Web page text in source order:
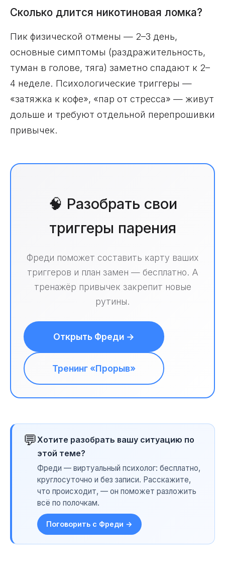
Сколько длится никотиновая ломка?
Пик физической отмены — 2–3 день,
основные симптомы (раздражительность,
туман в голове, тяга) заметно спадают к 2–
4 неделе. Психологические триггеры —
«затяжка к кофе», «пар от стресса» — живут
дольше и требуют отдельной перепрошивки
привычек.
🧠 Разобрать свои
триггеры парения
Фреди поможет составить карту ваших
триггеров и план замен — бесплатно. А
тренажёр привычек закрепит новые
рутины.
Открыть Фреди →
Тренинг «Прорыв»
💬Хотите разобрать вашу ситуацию по
этой теме?
Фреди — виртуальный психолог: бесплатно,
круглосуточно и без записи. Расскажите,
что происходит, — он поможет разложить
всё по полочкам.
Поговорить с Фреди →